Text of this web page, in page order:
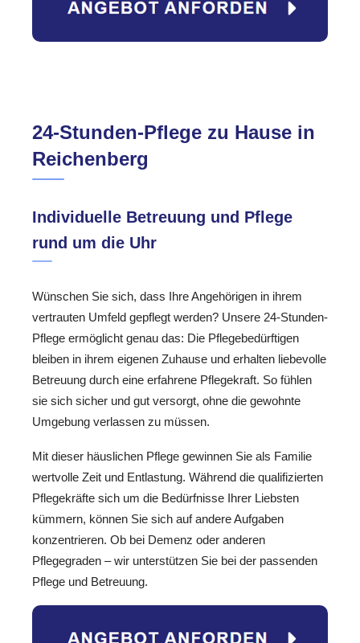
24-Stunden-Pflege zu Hause in
Reichenberg
Individuelle Betreuung und Pflege
rund um die Uhr
Wünschen Sie sich, dass Ihre Angehörigen in ihrem
vertrauten Umfeld gepflegt werden? Unsere 24-Stunden-
Pflege ermöglicht genau das: Die Pflegebedürftigen
bleiben in ihrem eigenen Zuhause und erhalten liebevolle
Betreuung durch eine erfahrene Pflegekraft. So fühlen
sie sich sicher und gut versorgt, ohne die gewohnte
Umgebung verlassen zu müssen.
Mit dieser häuslichen Pflege gewinnen Sie als Familie
wertvolle Zeit und Entlastung. Während die qualifizierten
Pflegekräfte sich um die Bedürfnisse Ihrer Liebsten
kümmern, können Sie sich auf andere Aufgaben
konzentrieren. Ob bei Demenz oder anderen
Pflegegraden – wir unterstützen Sie bei der passenden
Pflege und Betreuung.